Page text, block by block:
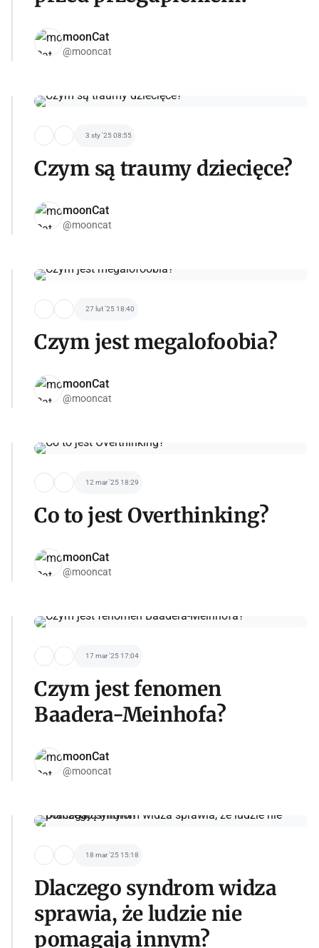
moonCat
@mooncat
3 sty '25 08:55
Czym są traumy dziecięce?
moonCat
@mooncat
27 lut '25 18:40
Czym jest megalofoobia?
moonCat
@mooncat
12 mar '25 18:29
Co to jest Overthinking?
moonCat
@mooncat
17 mar '25 17:04
Czym jest fenomen
Baadera-Meinhofa?
moonCat
@mooncat
18 mar '25 15:18
Dlaczego syndrom widza
sprawia, że ludzie nie
pomagają innym?